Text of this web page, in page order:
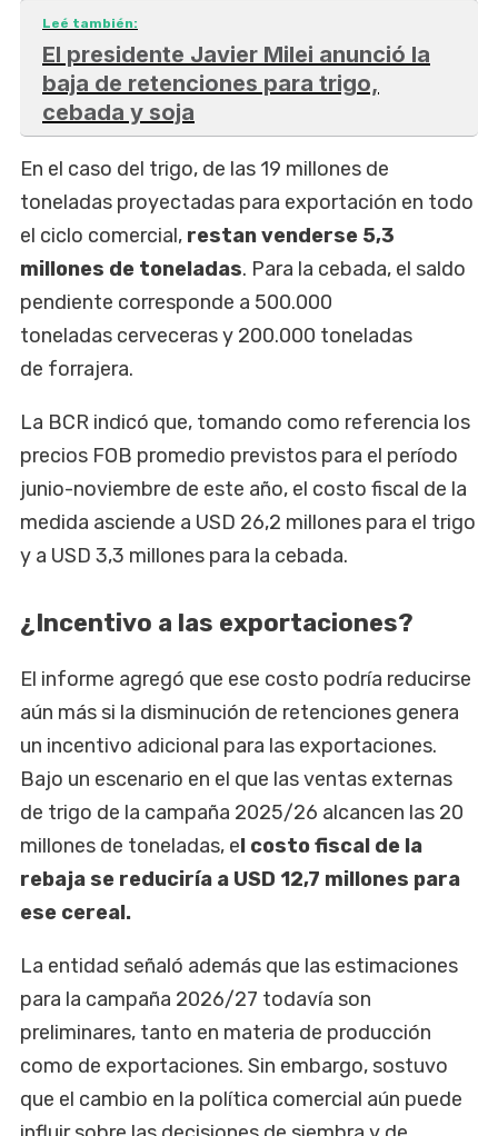
Leé también:
El presidente Javier Milei anunció la
baja de retenciones para trigo,
cebada y soja
En el caso del trigo, de las 19 millones de
toneladas proyectadas para exportación en todo
el ciclo comercial, restan venderse 5,3
millones de toneladas. Para la cebada, el saldo
pendiente corresponde a 500.000
toneladas cerveceras y 200.000 toneladas
de forrajera.
La BCR indicó que, tomando como referencia los
precios FOB promedio previstos para el período
junio-noviembre de este año, el costo fiscal de la
medida asciende a USD 26,2 millones para el trigo
y a USD 3,3 millones para la cebada.
¿Incentivo a las exportaciones?
El informe agregó que ese costo podría reducirse
aún más si la disminución de retenciones genera
un incentivo adicional para las exportaciones.
Bajo un escenario en el que las ventas externas
de trigo de la campaña 2025/26 alcancen las 20
millones de toneladas, el costo fiscal de la
rebaja se reduciría a USD 12,7 millones para
ese cereal.
La entidad señaló además que las estimaciones
para la campaña 2026/27 todavía son
preliminares, tanto en materia de producción
como de exportaciones. Sin embargo, sostuvo
que el cambio en la política comercial aún puede